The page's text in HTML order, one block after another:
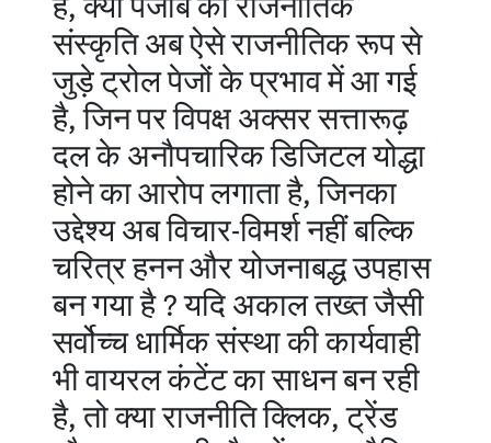
है, क्या पंजाब की राजनीतिक
संस्कृति अब ऐसे राजनीतिक रूप से
जुड़े ट्रोल पेजों के प्रभाव में आ गई
है, जिन पर विपक्ष अक्सर सत्तारूढ़
दल के अनौपचारिक डिजिटल योद्धा
होने का आरोप लगाता है, जिनका
उद्देश्य अब विचार-विमर्श नहीं बल्कि
चरित्र हनन और योजनाबद्ध उपहास
बन गया है ? यदि अकाल तख्त जैसी
सर्वोच्च धार्मिक संस्था की कार्यवाही
भी वायरल कंटेंट का साधन बन रही
है, तो क्या राजनीति क्लिक, ट्रेंड